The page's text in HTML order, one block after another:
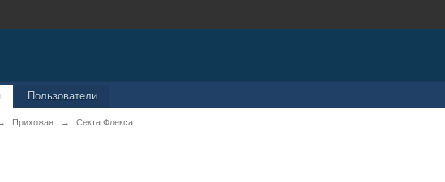
Пользователи
Прихожая → Секта Флекса